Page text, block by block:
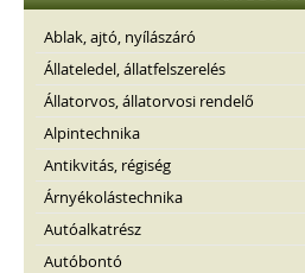
Ablak, ajtó, nyílászáró
Állateledel, állatfelszerelés
Állatorvos, állatorvosi rendelő
Alpintechnika
Antikvitás, régiség
Árnyékolástechnika
Autóalkatrész
Autóbontó